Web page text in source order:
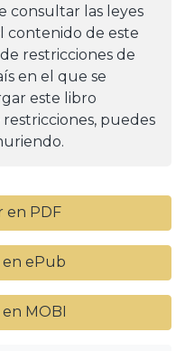
consultar las leyes
contenido de este
restricciones de
en el que se
este libro
puedes
en PDF
en ePub
MOBI